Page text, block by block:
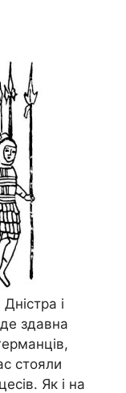
і
здавна
стояли
Як і на